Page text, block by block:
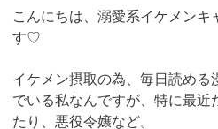
こんにちは、溺愛系イケメン
す♡
イケメン摂取の為、毎日読め
でいる私なんですが、特に最近
たり、悪役令嬢など。